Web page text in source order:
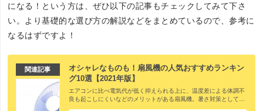
になる！という方は、ぜひ以下の記事もチェックしてみて下さ
い。より基礎的な選び方の解説などをまとめているので、参考に
なるはずですよ！
関連記事
オシャレなものも！扇風機の人気おすすめランキン
グ10選【2021年版】
エアコンに比べ電気代が低く抑えられる上に、温度差による体調不
良も起こしにくいなどのメリットがある扇風機。暑さ対策としてぜ